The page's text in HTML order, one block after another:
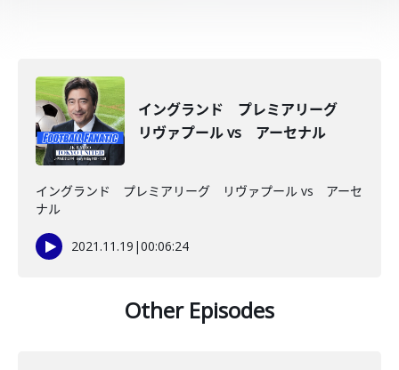
イングランド プレミアリーグ
リヴァプール vs アーセナル
イングランド プレミアリーグ リヴァプール vs アーセ
ナル
2021.11.19 |00:06:24
Other Episodes